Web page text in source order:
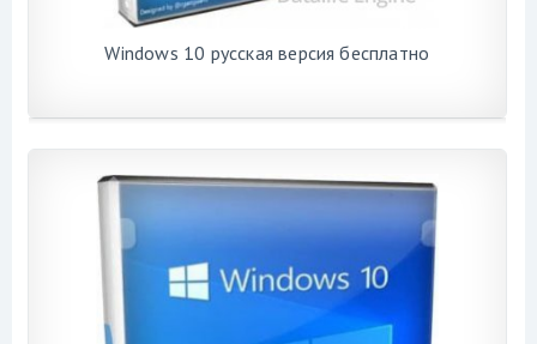
Windows 10 русская версия бесплатно